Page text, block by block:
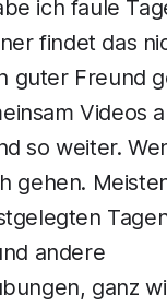
ich faule
findet das
guter Freund
Videos
so weiter.
gehen.
andere
ganz